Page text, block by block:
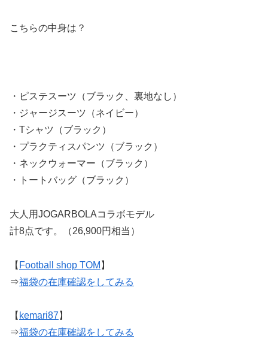
こちらの中身は？
・ピステスーツ（ブラック、裏地なし）
・ジャージスーツ（ネイビー）
・Tシャツ（ブラック）
・プラクティスパンツ（ブラック）
・ネックウォーマー（ブラック）
・トートバッグ（ブラック）
大人用JOGARBOLAコラボモデル
計8点です。（26,900円相当）
【 Football shop TOM 】
⇒福袋の在庫確認をしてみる
【 kemari87 】
⇒福袋の在庫確認をしてみる